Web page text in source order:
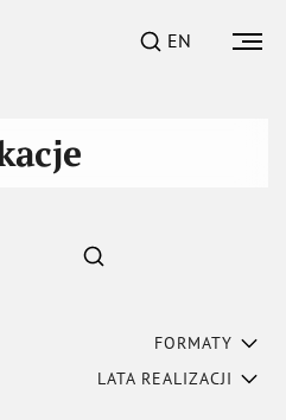
EN
FORMATY
LATA REALIZACJI